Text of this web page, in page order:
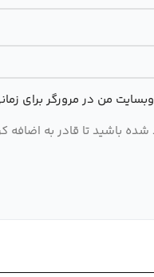
وبسایت من در مرورگر برای
باشید تا قادر به اضافه